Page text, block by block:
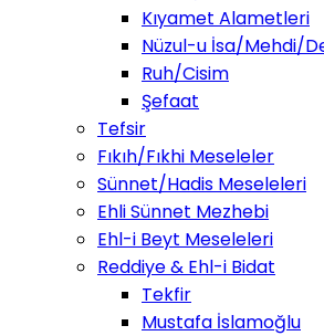
Kıyamet Alametleri
Nüzul-u İsa/Mehdi/
Ruh/Cisim
Şefaat
Tefsir
Fıkıh/Fıkhi Meseleler
Sünnet/Hadis Meseleleri
Ehli Sünnet Mezhebi
Ehl-i Beyt Meseleleri
Reddiye & Ehl-i Bidat
Tekfir
Mustafa İslamoğlu